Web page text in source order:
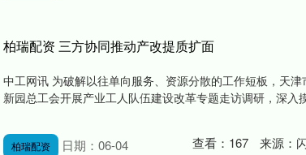
柏瑞配资 三方协同推动产改提质扩面
中工网讯 为破解以往单向服务、资源分散的工作短板，天
新园总工会开展产业工人队伍建设改革专题走访调研，深入
柏瑞配资 日期：06-04 查看： 167 来源：